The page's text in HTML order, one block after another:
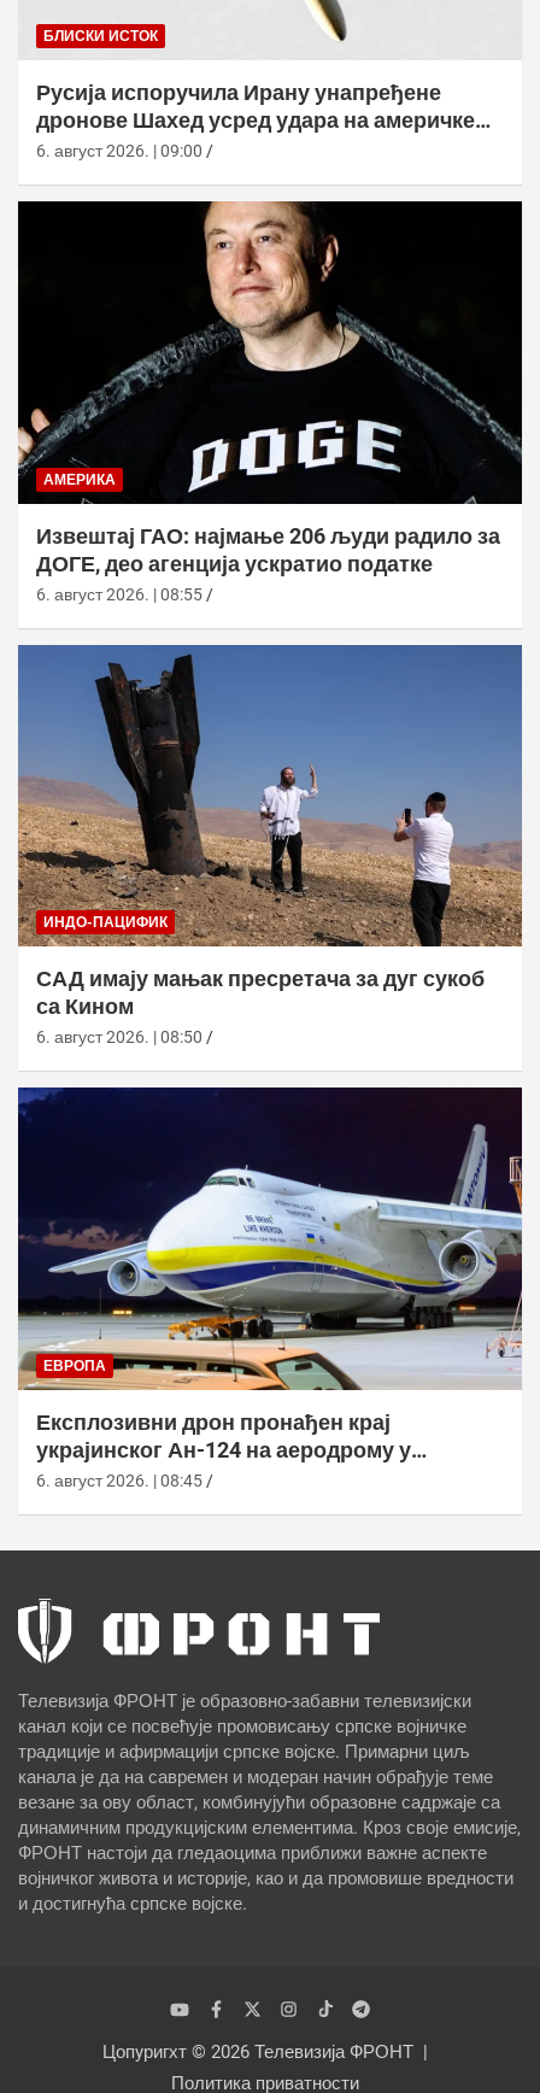
БЛИСКИ ИСТОК
Русија испоручила Ирану унапређене
дронове Шахед усред удара на америчке
базе
6. август 2026. | 09:00
АМЕРИКА
Извештај ГАО: најмање 206 људи радило за
ДОГЕ, део агенција ускратио податке
6. август 2026. | 08:55
ИНДО-ПАЦИФИК
САД имају мањак пресретача за дуг сукоб
са Кином
6. август 2026. | 08:50
ЕВРОПА
Експлозивни дрон пронађен крај
украјинског Ан-124 на аеродрому у
Лајпцигу
6. август 2026. | 08:45
Телевизија ФРОНТ је образовно-забавни телевизијски
канал који се посвећује промовисању српске војничке
традиције и афирмацији српске војске. Примарни циљ
канала је да на савремен и модеран начин обрађује теме
везане за ову област, комбинујући образовне садржаје са
динамичним продукцијским елементима. Кроз своје емисије,
ФРОНТ настоји да гледаоцима приближи важне аспекте
војничког живота и историје, као и да промовише вредности
и достигнућа српске војске.
Цопyригхт © 2026 Телевизија ФРОНТ
Политика приватности